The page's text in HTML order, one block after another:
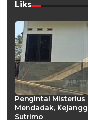
Liks
Pengintai Misterius
Mendadak,
Sutrimo